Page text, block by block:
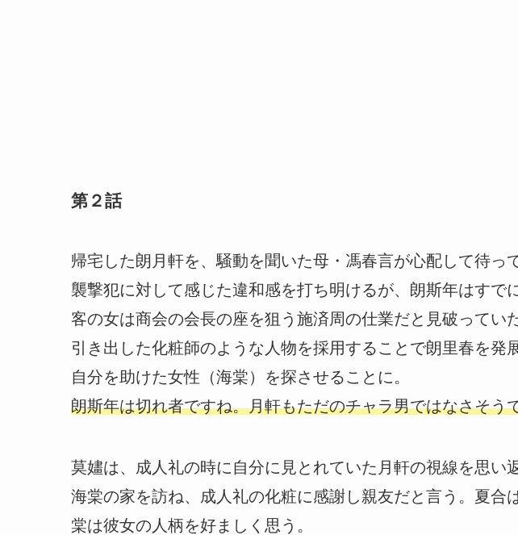
第２話
帰宅した朗月軒を、騒動を聞いた母・馮春言が心配して待っ
襲撃犯に対して感じた違和感を打ち明けるが、朗斯年はすで
客の女は商会の会長の座を狙う施済周の仕業だと見破ってい
引き出した化粧師のような人物を採用することで朗里春を発
自分を助けた女性（海棠）を探させることに。
朗斯年は切れ者ですね。月軒もただのチャラ男ではなさそう
莫嫿は、成人礼の時に自分に見とれていた月軒の視線を思い
海棠の家を訪ね、成人礼の化粧に感謝し親友だと言う。夏合
棠は彼女の人柄を好ましく思う。